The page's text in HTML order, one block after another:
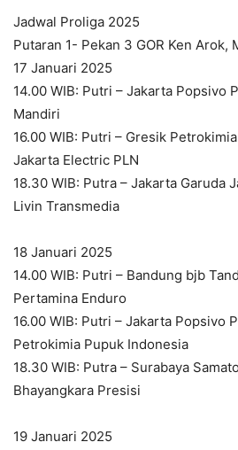
Jadwal Proliga 2025
Putaran 1- Pekan 3 GOR Ken Arok,
17 Januari 2025
14.00 WIB: Putri – Jakarta Popsivo
Mandiri
16.00 WIB: Putri – Gresik
Jakarta Electric PLN
18.30 WIB: Putra – Jakarta Garuda
Livin Transmedia
18 Januari 2025
14.00 WIB: Putri – Bandung bjb
Pertamina Enduro
16.00 WIB: Putri – Jakarta Popsivo
Petrokimia Pupuk Indonesia
18.30 WIB: Putra – Surabaya
Bhayangkara Presisi
19 Januari 2025